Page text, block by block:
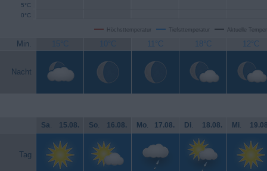
Höchsttemperatur Tiefsttemperatur Aktuelle
0°C
5°C
Min. 15°C 10°C 11°C 18°C 12°C
Nacht
Sa. 15.08. So. 16.08. Mo. 17.08. Di. 18.08. Mi.
Tag